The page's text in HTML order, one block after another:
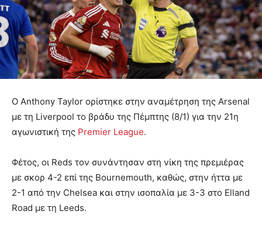
Ο Anthony Taylor ορίστηκε στην αναμέτρηση της Arsenal
με τη Liverpool το βράδυ της Πέμπτης (8/1) για την 21η
αγωνιστική της Premier League.
Φέτος, οι Reds τον συνάντησαν στη νίκη της πρεμιέρας
με σκορ 4-2 επί της Bournemouth, καθώς, στην ήττα με
2-1 από την Chelsea και στην ισοπαλία με 3-3 στο Elland
Road με τη Leeds.